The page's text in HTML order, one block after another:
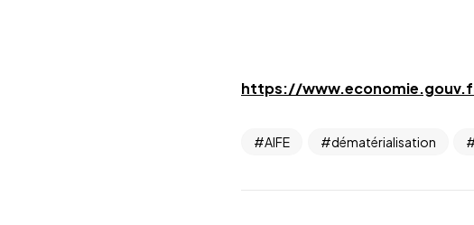
https://
AIFE dématérialisation